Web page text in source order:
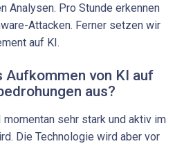
Analysen. Pro Stunde erkennen
Attacken. Ferner setzen wir
auf KI.
von KI auf
aus?
sehr stark und aktiv im
Die Technologie wird aber vor